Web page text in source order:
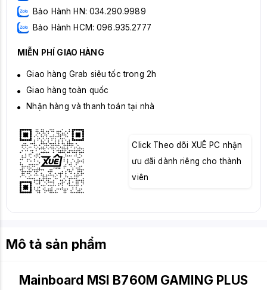
Bảo Hành HN: 034.290.9989
Bảo Hành HCM: 096.935.2777
MIỄN PHÍ GIAO HÀNG
Giao hàng Grab siêu tốc trong 2h
Giao hàng toàn quốc
Nhận hàng và thanh toán tại nhà
Click Theo dõi XUÊ PC nhận
ưu đãi dành riêng cho thành
viên
Mô tả sản phẩm
Mainboard MSI B760M GAMING PLUS